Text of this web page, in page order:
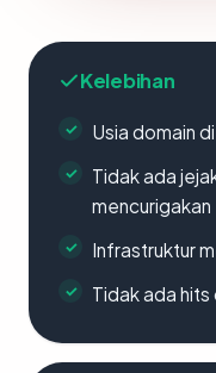
Kelebihan
Usia domain
Tidak ada
mencurigakan
Infrastruktur
Tidak ada